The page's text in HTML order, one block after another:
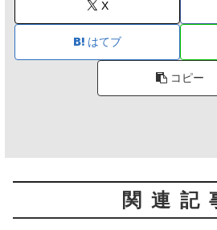
X
はてブ
コピー
関連記